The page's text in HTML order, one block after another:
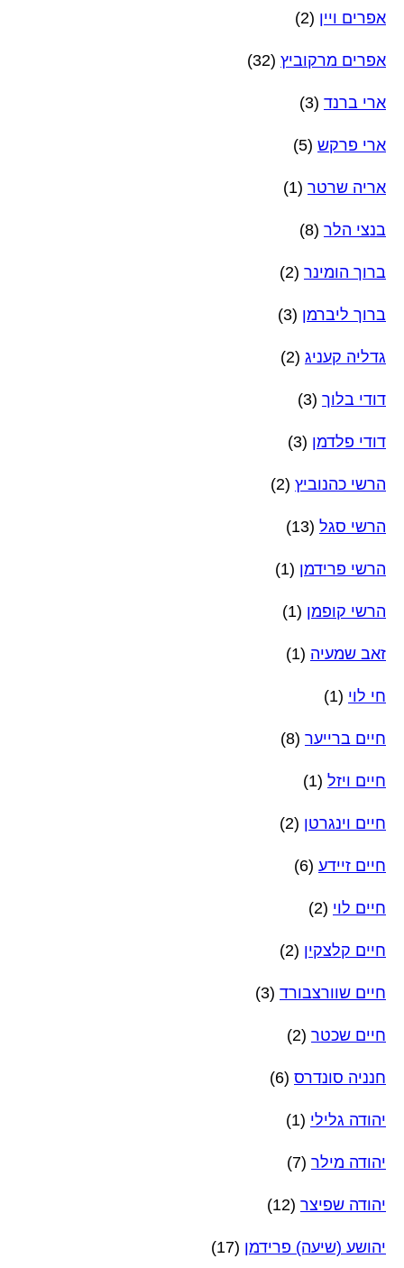
אפרים ויין (2)
אפרים מרקוביץ (32)
ארי ברנד (3)
ארי פרקש (5)
אריה שרטר (1)
בנצי הלר (8)
ברוך הומינר (2)
ברוך ליברמן (3)
גדליה קעניג (2)
דודי בלוך (3)
דודי פלדמן (3)
הרשי כהנוביץ (2)
הרשי סגל (13)
הרשי פרידמן (1)
הרשי קופמן (1)
זאב שמעיה (1)
חי לוי (1)
חיים ברייער (8)
חיים ויזל (1)
חיים וינגרטן (2)
חיים זיידע (6)
חיים לוי (2)
חיים קלצקין (2)
חיים שוורצבורד (3)
חיים שכטר (2)
חנניה סונדרס (6)
יהודה גלילי (1)
יהודה מילר (7)
יהודה שפיצר (12)
יהושע (שיעה) פרידמן (17)